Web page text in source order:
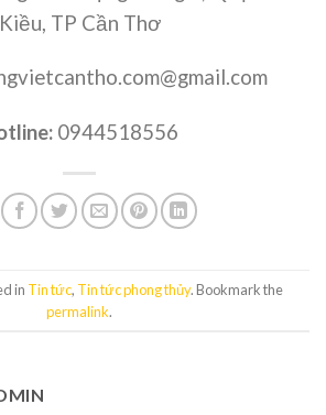
Kiều, TP Cần Thơ
0944518556
in Tin tức, Tin tức phong thủy. Bookmark the
permalink.